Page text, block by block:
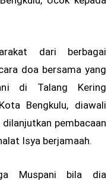
dari berbagai
doa bersama yang
di Talang Kering
Bengkulu, diawali
pembacaan
Isya berjamaah.
Muspani bila dia